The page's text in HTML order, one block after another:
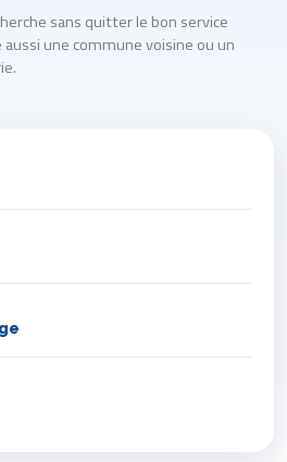
sans quitter le bon service
une commune voisine ou un